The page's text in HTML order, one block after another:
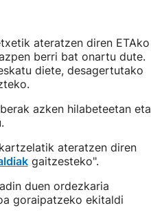
ateratzen diren ETAko
berri bat onartu dute.
diete, desagertutako
azken hilabeteetan eta
ateratzen diren
gaitzesteko".
duen ordezkaria
goraipatzeko ekitaldi